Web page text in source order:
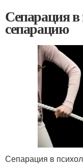
Сепарация
сепарацию
Сепарация в